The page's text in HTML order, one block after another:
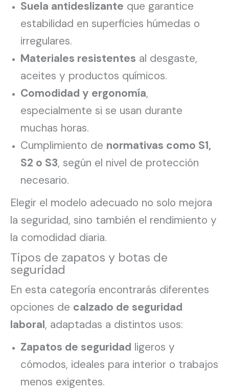
Suela antideslizante que garantice
estabilidad en superficies húmedas o
irregulares.
Materiales resistentes al desgaste,
aceites y productos químicos.
Comodidad y ergonomía,
especialmente si se usan durante
muchas horas.
Cumplimiento de normativas como S1,
S2 o S3, según el nivel de protección
necesario.
Elegir el modelo adecuado no solo mejora
la seguridad, sino también el rendimiento y
la comodidad diaria.
Tipos de zapatos y botas de
seguridad
En esta categoría encontrarás diferentes
opciones de calzado de seguridad
laboral, adaptadas a distintos usos:
Zapatos de seguridad ligeros y
cómodos, ideales para interior o trabajos
menos exigentes.